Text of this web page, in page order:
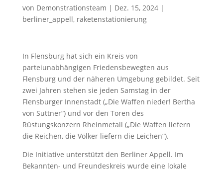
von Demonstrationsteam | Dez. 15, 2024|
berliner_appell, raketenstationierung
In Flensburg hat sich ein Kreis von
parteiunabhängigen Friedensbewegten aus
Flensburg und der näheren Umgebung gebildet. Seit
zwei Jahren stehen sie jeden Samstag in der
Flensburger Innenstadt („Die Waffen nieder! Bertha
von Suttner“) und vor den Toren des
Rüstungskonzern Rheinmetall („Die Waffen liefern
die Reichen, die Völker liefern die Leichen“).
Die Initiative unterstützt den Berliner Appell. Im
Bekannten- und Freundeskreis wurde eine lokale